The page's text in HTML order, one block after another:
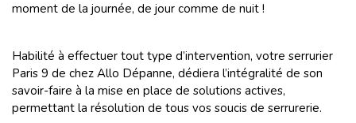
moment de la journée, de jour comme de nuit !
Habilité à effectuer tout type d’intervention, votre serrurier
Paris 9 de chez Allo Dépanne, dédiera l’intégralité de son
savoir-faire à la mise en place de solutions actives,
permettant la résolution de tous vos soucis de serrurerie.